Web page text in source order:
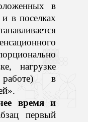
в
и в поселках
нагрузке
работе) в
время и
бзац первый